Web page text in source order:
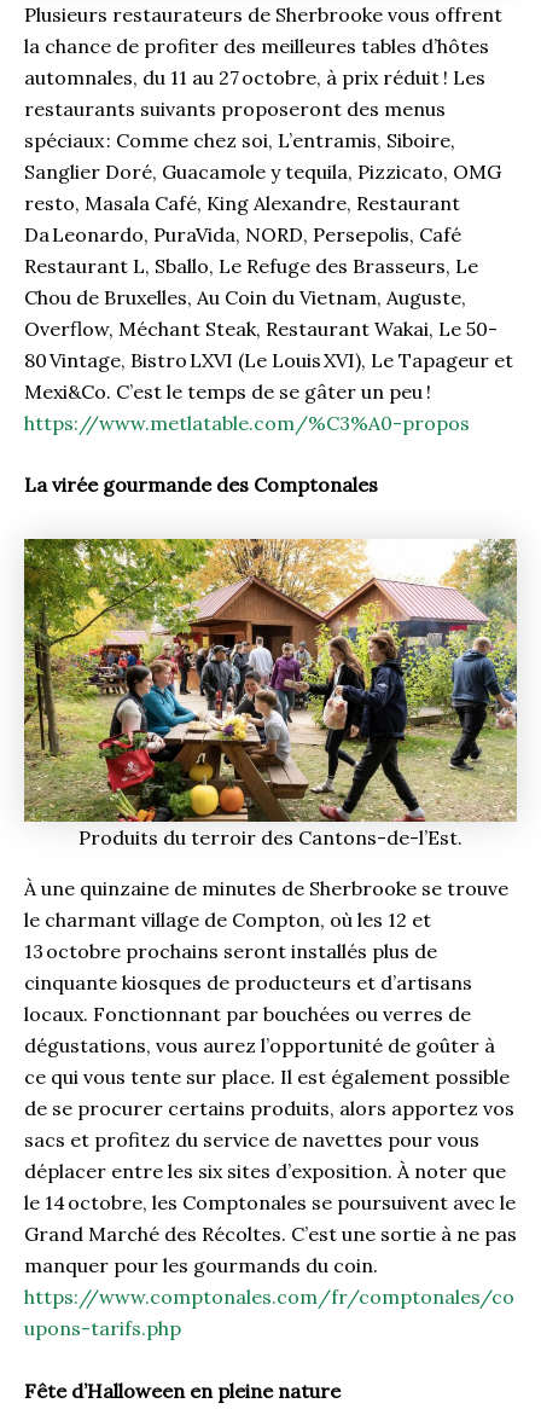
Plusieurs restaurateurs de Sherbrooke vous offrent
la chance de profiter des meilleures tables d’hôtes
automnales, du 11 au 27 octobre, à prix réduit ! Les
restaurants suivants proposeront des menus
spéciaux : Comme chez soi, L’entramis, Siboire,
Sanglier Doré, Guacamole y tequila, Pizzicato, OMG
resto, Masala Café, King Alexandre, Restaurant
Da Leonardo, PuraVida, NORD, Persepolis, Café
Restaurant L, Sballo, Le Refuge des Brasseurs, Le
Chou de Bruxelles, Au Coin du Vietnam, Auguste,
Overflow, Méchant Steak, Restaurant Wakai, Le 50-
80 Vintage, Bistro LXVI (Le Louis XVI), Le Tapageur et
Mexi&Co. C’est le temps de se gâter un peu !
https://www.metlatable.com/%C3%A0-propos
La virée gourmande des Comptonales
Produits du terroir des Cantons-de-l’Est.
À une quinzaine de minutes de Sherbrooke se trouve
le charmant village de Compton, où les 12 et
13 octobre prochains seront installés plus de
cinquante kiosques de producteurs et d’artisans
locaux. Fonctionnant par bouchées ou verres de
dégustations, vous aurez l’opportunité de goûter à
ce qui vous tente sur place. Il est également possible
de se procurer certains produits, alors apportez vos
sacs et profitez du service de navettes pour vous
déplacer entre les six sites d’exposition. À noter que
le 14 octobre, les Comptonales se poursuivent avec le
Grand Marché des Récoltes. C’est une sortie à ne pas
manquer pour les gourmands du coin.
https://www.comptonales.com/fr/comptonales/co
upons-tarifs.php
Fête d’Halloween en pleine nature